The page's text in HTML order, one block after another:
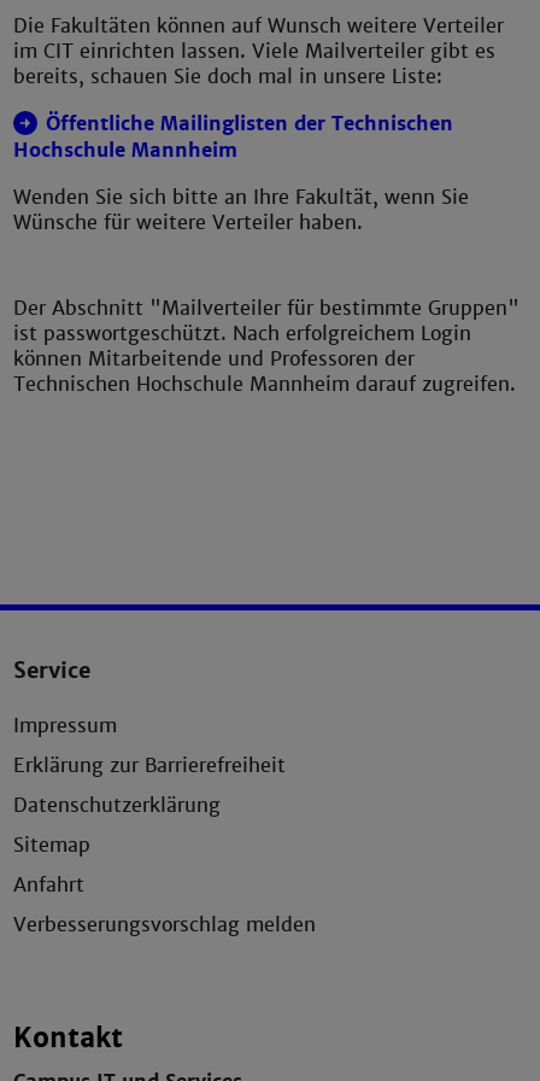
Die Fakultäten können auf Wunsch weitere Verteiler
im CIT einrichten lassen. Viele Mailverteiler gibt es
bereits, schauen Sie doch mal in unsere Liste:
Öffentliche Mailinglisten der Technischen
Hochschule Mannheim
Wenden Sie sich bitte an Ihre Fakultät, wenn Sie
Wünsche für weitere Verteiler haben.
Der Abschnitt "Mailverteiler für bestimmte Gruppen"
ist passwortgeschützt. Nach erfolgreichem Login
können Mitarbeitende und Professoren der
Technischen Hochschule Mannheim darauf zugreifen.
Service
Impressum
Erklärung zur Barrierefreiheit
Datenschutzerklärung
Sitemap
Anfahrt
Verbesserungsvorschlag melden
Kontakt